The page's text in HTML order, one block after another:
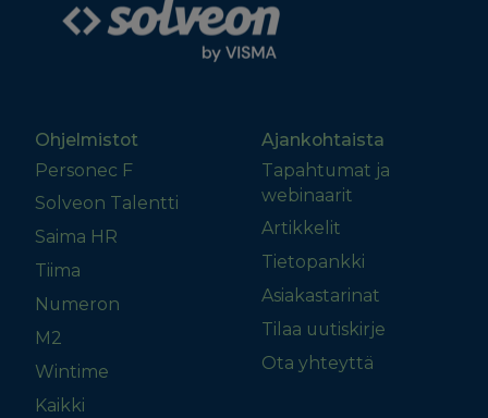
Ohjelmistot
Personec F
Solveon Talentti
Saima HR
Tiima
Numeron
M2
Wintime
Kaikki
Ajankohtaista
Tapahtumat ja
webinaarit
Artikkelit
Tietopankki
Asiakastarinat
Tilaa uutiskirje
Ota yhteyttä